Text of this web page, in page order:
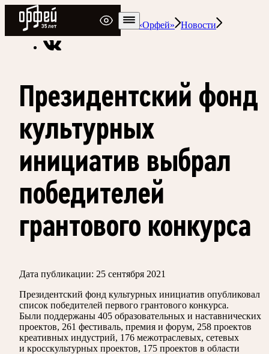
Радио Орфей
Радио классической музыки «Орфей»
Новости
Президентский фонд
культурных
инициатив выбрал
победителей
грантового конкурса
Дата публикации: 25 сентября 2021
Президентский фонд культурных инициатив опубликовал
список победителей первого грантового конкурса.
Были поддержаны 405 образовательных и наставнических
проектов, 261 фестиваль, премия и форум, 258 проектов
креативных индустрий, 176 межотраслевых, сетевых
и кросскультурных проектов, 175 проектов в области